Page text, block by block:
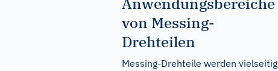
von Messing-
Drehteilen
Messing-Drehteile werden vielseitig